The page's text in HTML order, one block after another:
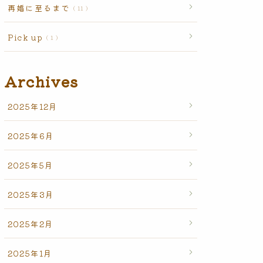
再婚に至るまで 11
Pick up 1
Archives
2025年12月
2025年6月
2025年5月
2025年3月
2025年2月
2025年1月